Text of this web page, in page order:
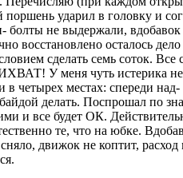
ударил в головку и
болты не выдержали,
восстановлено осталось
сделать семь соток. Все
У меня чуть истерика
четырех местах: спереди
делать. Поспрошал по
и все будет ОК.
те, что на юбке.
движок не коптит, расход